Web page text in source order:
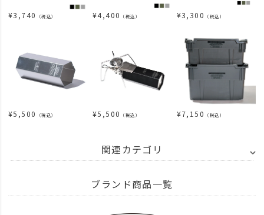
¥3,740 （税込） ¥4,400 （税込） ¥3,300 （税込）
¥5,500 （税込） ¥5,500 （税込） ¥7,150 （税込）
関連カテゴリ
AS2OV アッソブブランド商品一覧